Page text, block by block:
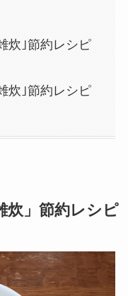
炊｣節約レシピ
炊｣節約レシピ
炊」節約レシピ